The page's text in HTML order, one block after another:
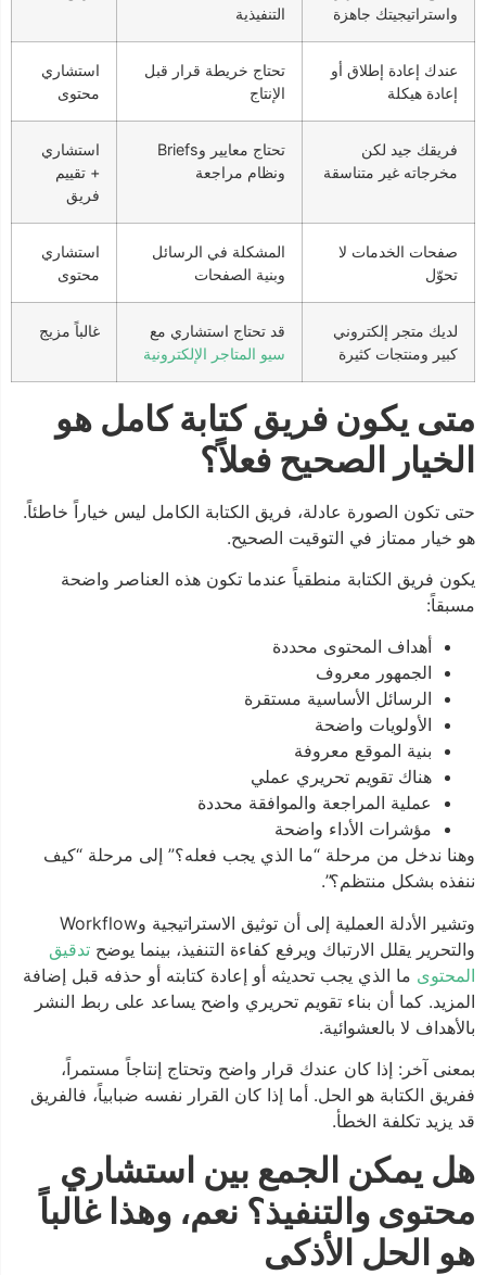
واستراتيجيتك جاهزة التنفيذية
عندك إعادة إطلاق أو
إعادة هيكلة
تحتاج خريطة قرار قبل
الإنتاج
استشاري
محتوى
فريقك جيد لكن
مخرجاته غير متناسقة
تحتاج معايير وBriefs
ونظام مراجعة
استشاري
+ تقييم
فريق
صفحات الخدمات لا
تحوّل
المشكلة في الرسائل
وبنية الصفحات
استشاري
محتوى
لديك متجر إلكتروني
كبير ومنتجات كثيرة
قد تحتاج استشاري مع
سيو المتاجر الإلكترونية
غالباً مزيج
متى يكون فريق كتابة كامل هو
الخيار الصحيح فعلاً؟
حتى تكون الصورة عادلة، فريق الكتابة الكامل ليس خياراً خاطئاً.
هو خيار ممتاز في التوقيت الصحيح.
يكون فريق الكتابة منطقياً عندما تكون هذه العناصر واضحة
مسبقاً:
أهداف المحتوى محددة
الجمهور معروف
الرسائل الأساسية مستقرة
الأولويات واضحة
بنية الموقع معروفة
هناك تقويم تحريري عملي
عملية المراجعة والموافقة محددة
مؤشرات الأداء واضحة
وهنا ندخل من مرحلة “ما الذي يجب فعله؟” إلى مرحلة “كيف
ننفذه بشكل منتظم؟”.
وتشير الأدلة العملية إلى أن توثيق الاستراتيجية وWorkflow
والتحرير يقلل الارتباك ويرفع كفاءة التنفيذ، بينما يوضح تدقيق
المحتوىما الذي يجب تحديثه أو إعادة كتابته أو حذفه قبل إضافة
المزيد. كما أن بناء تقويم تحريري واضح يساعد على ربط النشر
بالأهداف لا بالعشوائية.
بمعنى آخر: إذا كان عندك قرار واضح وتحتاج إنتاجاً مستمراً،
ففريق الكتابة هو الحل. أما إذا كان القرار نفسه ضبابياً، فالفريق
قد يزيد تكلفة الخطأ.
هل يمكن الجمع بين استشاري
محتوى والتنفيذ؟ نعم، وهذا غالباً
هو الحل الأذكى